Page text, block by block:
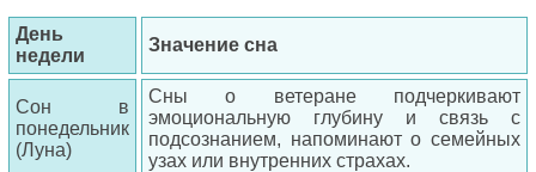
День
недели
Значение сна
Сон в
понедельник
(Луна)
Сны о ветеране подчеркивают
эмоциональную глубину и связь с
подсознанием, напоминают о семейных
узах или внутренних страхах.